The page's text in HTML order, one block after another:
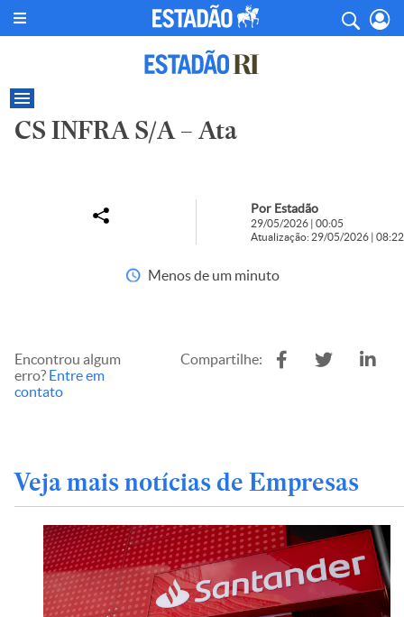
CS INFRA S/A – Ata
Por Estadão
29/05/2026 | 00:05
Atualização: 29/05/2026 | 08:22
Menos de um minuto
Encontrou algum
erro? Entre em
contato
Compartilhe:
Veja mais notícias de Empresas